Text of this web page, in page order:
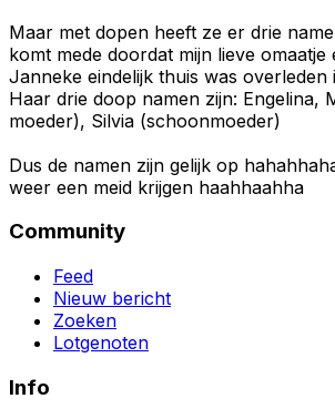
Maar met dopen heeft ze er drie
komt mede doordat mijn lieve omaatje
Janneke eindelijk thuis was overleden
Haar drie doop namen zijn: Engelina,
moeder), Silvia (schoonmoeder)
Dus de namen zijn gelijk op
weer een meid krijgen haahhaahha
Community
Feed
Nieuw bericht
Zoeken
Lotgenoten
Info